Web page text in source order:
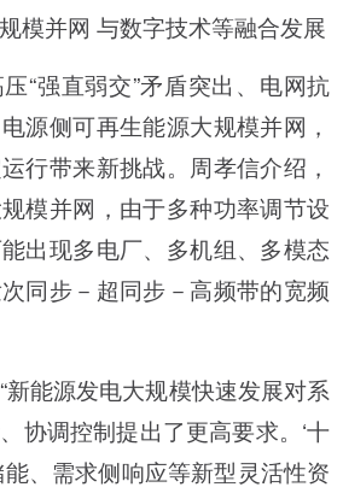
并网 与数字技术等融合发展
强直弱交”矛盾突出、电网抗
源侧可再生能源大规模并网，
行带来新挑战。周孝信介绍，
模并网，由于多种功率调节设
出现多电厂、多机组、多模态
同步－超同步－高频带的宽频
能源发电大规模快速发展对系
协调控制提出了更高要求。‘十
能、需求侧响应等新型灵活性资